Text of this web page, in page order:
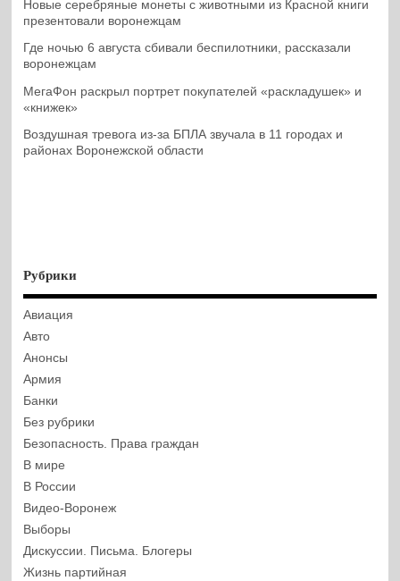
Новые серебряные монеты с животными из Красной книги
презентовали воронежцам
Где ночью 6 августа сбивали беспилотники, рассказали
воронежцам
МегаФон раскрыл портрет покупателей «раскладушек» и
«книжек»
Воздушная тревога из-за БПЛА звучала в 11 городах и
районах Воронежской области
Рубрики
Авиация
Авто
Анонсы
Армия
Банки
Без рубрики
Безопасность. Права граждан
В мире
В России
Видео-Воронеж
Выборы
Дискуссии. Письма. Блогеры
Жизнь партийная